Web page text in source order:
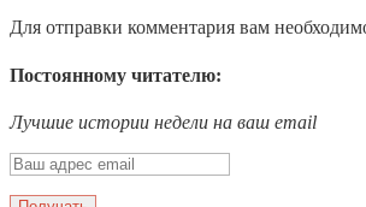
Для отправки комментария вам
Постоянному читателю:
Лучшие истории недели на ваш email